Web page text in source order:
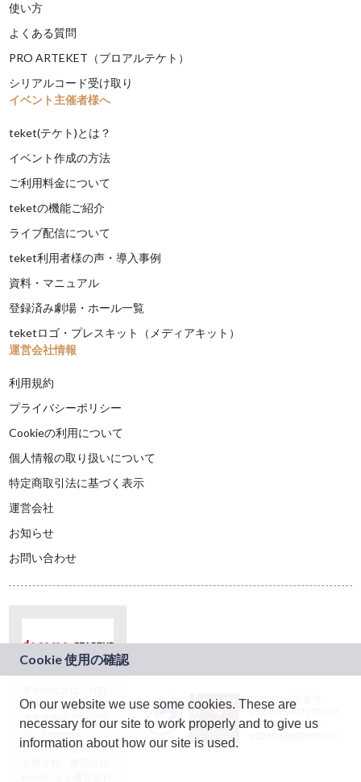
使い方
よくある質問
PRO ARTEKET（プロアルテケト）
シリアルコード受け取り
イベント主催者様へ
teket(テケト)とは？
イベント作成の方法
ご利用料金について
teketの機能ご紹介
ライブ配信について
teket利用者様の声・導入事例
資料・マニュアル
登録済み劇場・ホール一覧
teketロゴ・プレスキット（メディアキット）
運営会社情報
利用規約
プライバシーポリシー
Cookieの利用について
個人情報の取り扱いについて
特定商取引法に基づく表示
運営会社
お知らせ
お問い合わせ
ドコモグループの新
規事業創出プログラ
ム「docomo
STARTUP」を通じて
JASRAC許諾番号：
9024936001Y45037
JASRAC許諾番号：
On our website we use some cookies. These are
necessary for our site to work properly and to give us
information about how our site is used.